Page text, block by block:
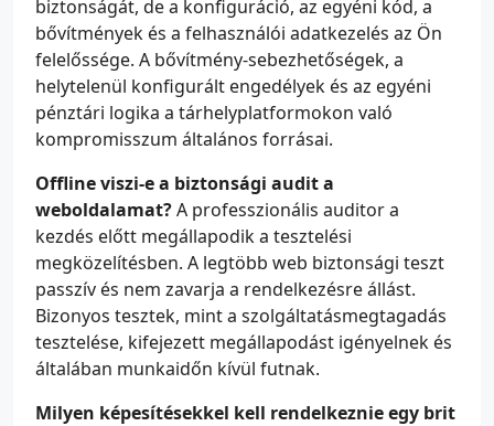
biztonságát, de a konfiguráció, az egyéni kód, a
bővítmények és a felhasználói adatkezelés az Ön
felelőssége. A bővítmény-sebezhetőségek, a
helytelenül konfigurált engedélyek és az egyéni
pénztári logika a tárhelyplatformokon való
kompromisszum általános forrásai.
Offline viszi-e a biztonsági audit a
weboldalamat?A professzionális auditor a
kezdés előtt megállapodik a tesztelési
megközelítésben. A legtöbb web biztonsági teszt
passzív és nem zavarja a rendelkezésre állást.
Bizonyos tesztek, mint a szolgáltatásmegtagadás
tesztelése, kifejezett megállapodást igényelnek és
általában munkaidőn kívül futnak.
Milyen képesítésekkel kell rendelkeznie egy brit